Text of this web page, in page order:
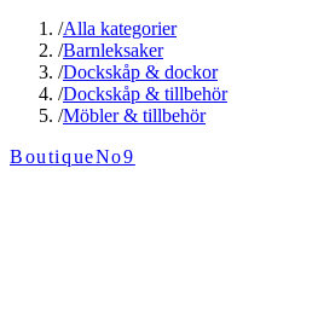
/Alla kategorier
/Barnleksaker
/Dockskåp & dockor
/Dockskåp & tillbehör
/Möbler & tillbehör
BoutiqueNo9